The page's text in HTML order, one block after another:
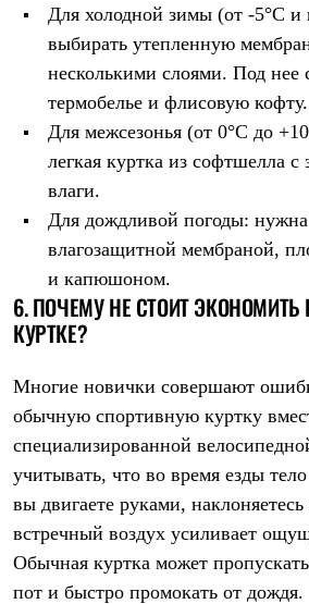
Опушки
Термоковрики
Уход за одеждой
В Арктику
ЗА ПОЛЯРНЫМ КРУГОМ
BASK juno
Дневник капитана
Каталог дилеров
Компания
Баск сегодня
История
Производство
Баск в вашем городе
Контроль качества
Технологии
Сотрудничество
Дилерам
Стать дилером
Корпоративным клиентам
Услуги
Медиа
Для холодной зимы (от -5°C
выбирать утепленную
несколькими слоями. Под нее
термобелье и флисовую кофту.
Для межсезонья (от 0°C до
легкая куртка из софтшелла с
влаги.
Для дождливой погоды: нужна
влагозащитной мембраной,
и капюшоном.
6. ПОЧЕМУ НЕ СТОИТ
КУРТКЕ?
Многие новички совершают
обычную спортивную куртку
специализированной
учитывать, что во время езды
вы двигаете руками,
встречный воздух усиливает
Обычная куртка может
пот и быстро промокать от дождя.